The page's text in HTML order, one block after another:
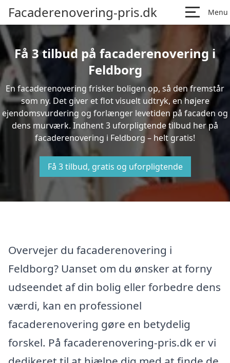
Facaderenovering-pris.dk Menu
Få 3 tilbud på facaderenovering i
Feldborg
En facaderenovering frisker boligen op, så den fremstår
som ny. Det giver et flot visuelt udtryk, en højere
ejendomsvurdering og forlænger levetiden på facaden og
dens murværk. Indhent 3 uforpligtende tilbud her på
facaderenovering i Feldborg – helt gratis!
Få 3 tilbud, gratis og uforpligtende
Overvejer du facaderenovering i
Feldborg? Uanset om du ønsker at forny
udseendet af din bolig eller forbedre dens
værdi, kan en professionel
facaderenovering gøre en betydelig
forskel. På facaderenovering-pris.dk er vi